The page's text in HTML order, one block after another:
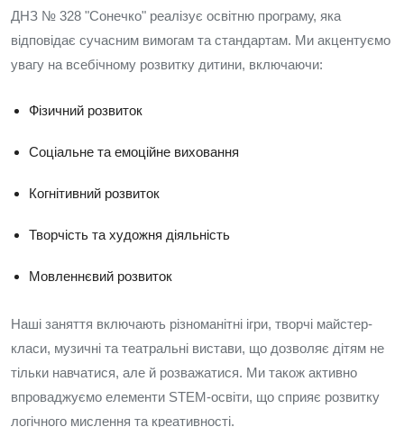
ДНЗ № 328 "Сонечко" реалізує освітню програму, яка
відповідає сучасним вимогам та стандартам. Ми акцентуємо
увагу на всебічному розвитку дитини, включаючи:
Фізичний розвиток
Соціальне та емоційне виховання
Когнітивний розвиток
Творчість та художня діяльність
Мовленнєвий розвиток
Наші заняття включають різноманітні ігри, творчі майстер-
класи, музичні та театральні вистави, що дозволяє дітям не
тільки навчатися, але й розважатися. Ми також активно
впроваджуємо елементи STEM-освіти, що сприяє розвитку
логічного мислення та креативності.